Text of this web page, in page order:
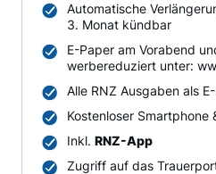
Automatische
3. Monat kündbar
E-Paper am Vorabend
werbereduziert unter:
Alle RNZ Ausgaben als
Kostenloser Smartphone
Inkl. RNZ-App
Zugriff auf das